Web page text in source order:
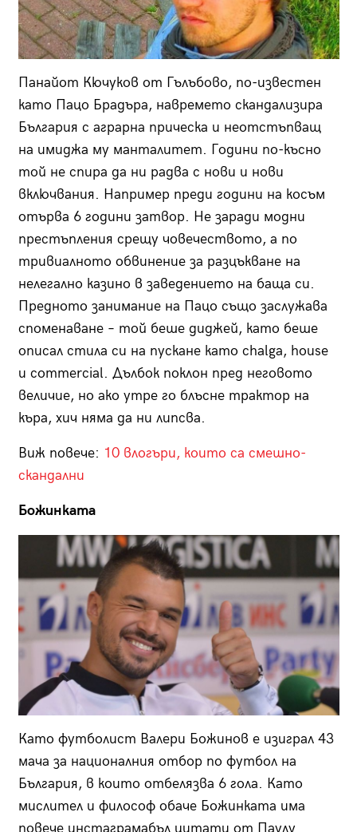
Панайот Кючуков от Гълъбово, по-известен
като Пацо Брадъра, навремето скандализира
България с аграрна прическа и неотстъпващ
на имиджа му манталитет. Години по-късно
той не спира да ни радва с нови и нови
включвания. Например преди години на косъм
отърва 6 години затвор. Не заради модни
престъпления срещу човечеството, а по
тривиалното обвинение за разцъкване на
нелегално казино в заведението на баща си.
Предното занимание на Пацо също заслужава
споменаване – той беше диджей, като беше
описал стила си на пускане като chalga, house
и commercial. Дълбок поклон пред неговото
величие, но ако утре го блъсне трактор на
къра, хич няма да ни липсва.
Виж повече: 10 влогъри, които са смешно-
скандални
Божинката
Като футболист Валери Божинов е изиграл 43
мача за националния отбор по футбол на
България, в които отбелязва 6 гола. Като
мислител и философ обаче Божинката има